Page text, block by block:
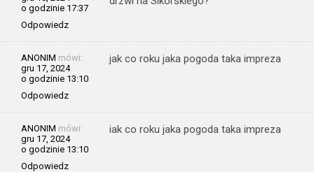
o godzinie 17:37
Odpowiedz
ANONIM mówi:
gru 17, 2024
o godzinie 13:10
Odpowiedz
jak co roku jaka pogoda taka impreza
ANONIM mówi:
gru 17, 2024
o godzinie 13:10
Odpowiedz
iak co roku jaka pogoda taka impreza